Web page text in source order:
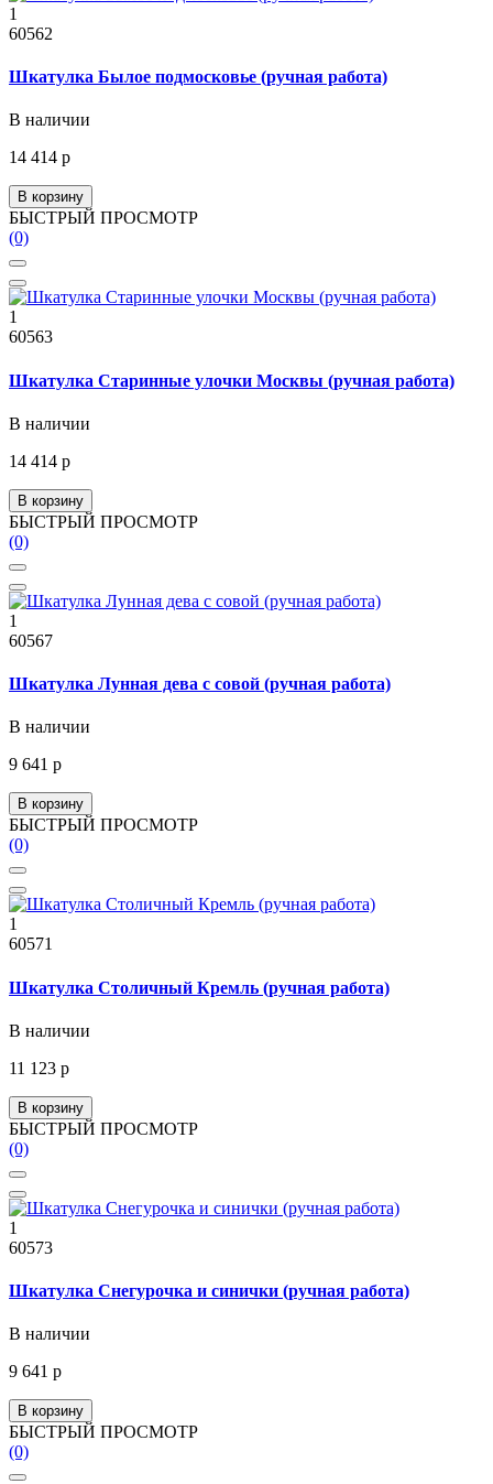
1
60562
Шкатулка Былое подмосковье (ручная работа)
В наличии
14 414 р
В корзину
БЫСТРЫЙ ПРОСМОТР
(0)
1
60563
Шкатулка Старинные улочки Москвы (ручная работа)
В наличии
14 414 р
В корзину
БЫСТРЫЙ ПРОСМОТР
(0)
1
60567
Шкатулка Лунная дева с совой (ручная работа)
В наличии
9 641 р
В корзину
БЫСТРЫЙ ПРОСМОТР
(0)
1
60571
Шкатулка Столичный Кремль (ручная работа)
В наличии
11 123 р
В корзину
БЫСТРЫЙ ПРОСМОТР
(0)
1
60573
Шкатулка Снегурочка и синички (ручная работа)
В наличии
9 641 р
В корзину
БЫСТРЫЙ ПРОСМОТР
(0)